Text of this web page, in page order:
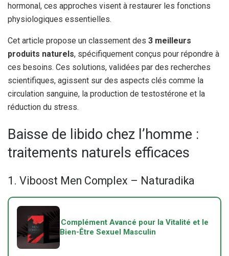
hormonal, ces approches visent à restaurer les fonctions
physiologiques essentielles.
Cet article propose un classement des 3 meilleurs
produits naturels, spécifiquement conçus pour répondre à
ces besoins. Ces solutions, validées par des recherches
scientifiques, agissent sur des aspects clés comme la
circulation sanguine, la production de testostérone et la
réduction du stress.
Baisse de libido chez l’homme :
traitements naturels efficaces
1. Viboost Men Complex – Naturadika
Complément Avancé pour la Vitalité et le
Bien-Être Sexuel Masculin